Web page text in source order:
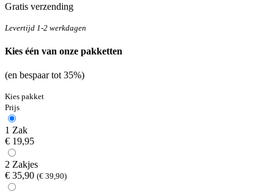
Gratis verzending
Levertijd 1-2 werkdagen
Kies één van onze pakketten
(en bespaar tot 35%)
Kies pakket
Prijs
1 Zak
€ 19,95
2 Zakjes
€ 35,90 (€ 39,90)